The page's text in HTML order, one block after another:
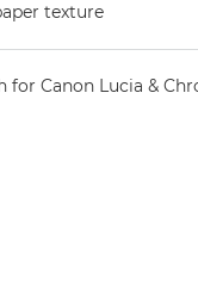
texture
for Canon Lucia &